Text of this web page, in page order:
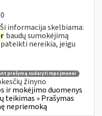
informacija skelbiama:
baudų sumokėjimą
nereikia, jeigu
prašymą sudaryti mps įmonei
žinyno
ir mokėjimo duomenys
teikimas » Prašymas
nepriemoką